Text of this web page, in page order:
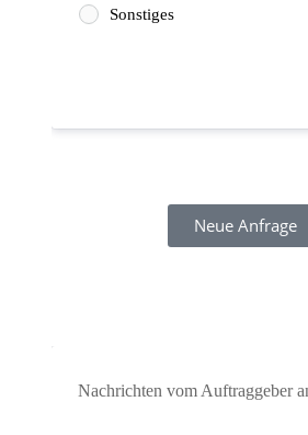
Sonstiges
Neue Anfrage
Nachrichten vom Auftraggeber